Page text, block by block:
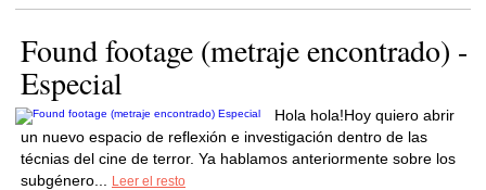
Found footage (metraje encontrado) -
Especial
Hola hola!Hoy quiero abrir
un nuevo espacio de reflexión e investigación dentro de las
técnias del cine de terror. Ya hablamos anteriormente sobre los
subgénero...
Leer el resto